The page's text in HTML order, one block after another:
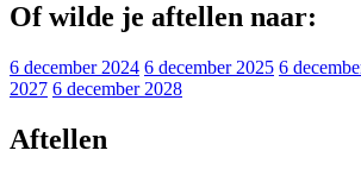
Of wilde je aftellen naar:
6 december 2024 6 december 2025 6
2027 6 december 2028
Aftellen